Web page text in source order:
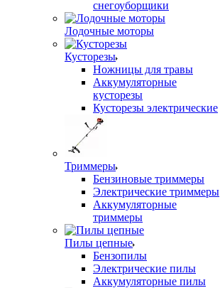
снегоуборщики
Лодочные моторы
Кусторезы
Ножницы для травы
Аккумуляторные
кусторезы
Кусторезы электрические
Триммеры
Бензиновые триммеры
Электрические триммеры
Аккумуляторные
триммеры
Пилы цепные
Бензопилы
Электрические пилы
Аккумуляторные пилы